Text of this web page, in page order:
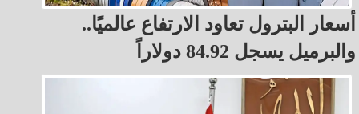
أسعار البترول تعاود الارتفاع عالميًا..
والبرميل يسجل 84.92 دولاراً